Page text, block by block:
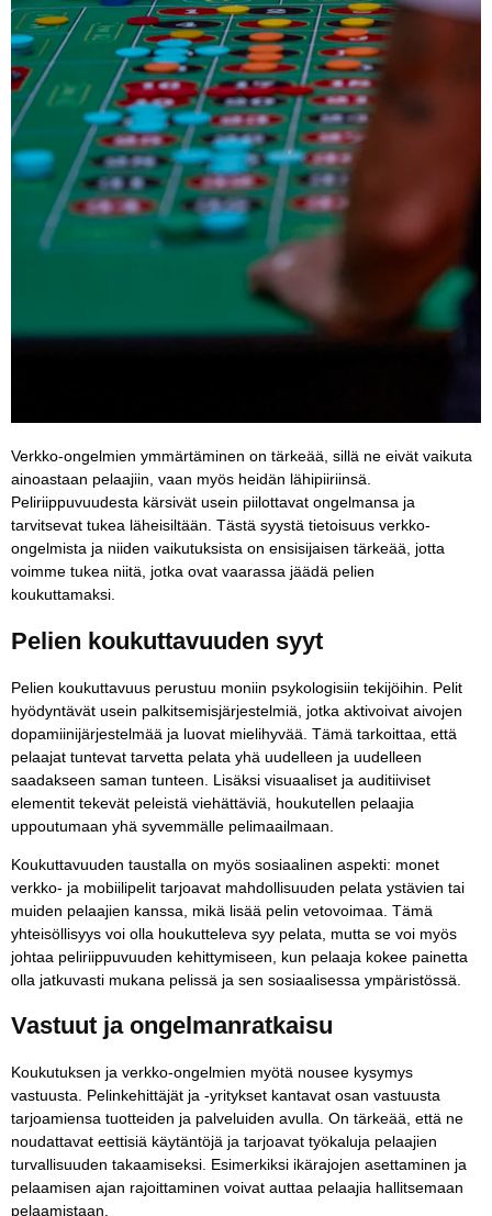
Verkko-ongelmien ymmärtäminen on tärkeää, sillä ne eivät vaikuta
ainoastaan pelaajiin, vaan myös heidän lähipiiriinsä.
Peliriippuvuudesta kärsivät usein piilottavat ongelmansa ja
tarvitsevat tukea läheisiltään. Tästä syystä tietoisuus verkko-
ongelmista ja niiden vaikutuksista on ensisijaisen tärkeää, jotta
voimme tukea niitä, jotka ovat vaarassa jäädä pelien
koukuttamaksi.
Pelien koukuttavuuden syyt
Pelien koukuttavuus perustuu moniin psykologisiin tekijöihin. Pelit
hyödyntävät usein palkitsemisjärjestelmiä, jotka aktivoivat aivojen
dopamiinijärjestelmää ja luovat mielihyvää. Tämä tarkoittaa, että
pelaajat tuntevat tarvetta pelata yhä uudelleen ja uudelleen
saadakseen saman tunteen. Lisäksi visuaaliset ja auditiiviset
elementit tekevät peleistä viehättäviä, houkutellen pelaajia
uppoutumaan yhä syvemmälle pelimaailmaan.
Koukuttavuuden taustalla on myös sosiaalinen aspekti: monet
verkko- ja mobiilipelit tarjoavat mahdollisuuden pelata ystävien tai
muiden pelaajien kanssa, mikä lisää pelin vetovoimaa. Tämä
yhteisöllisyys voi olla houkutteleva syy pelata, mutta se voi myös
johtaa peliriippuvuuden kehittymiseen, kun pelaaja kokee painetta
olla jatkuvasti mukana pelissä ja sen sosiaalisessa ympäristössä.
Vastuut ja ongelmanratkaisu
Koukutuksen ja verkko-ongelmien myötä nousee kysymys
vastuusta. Pelinkehittäjät ja -yritykset kantavat osan vastuusta
tarjoamiensa tuotteiden ja palveluiden avulla. On tärkeää, että ne
noudattavat eettisiä käytäntöjä ja tarjoavat työkaluja pelaajien
turvallisuuden takaamiseksi. Esimerkiksi ikärajojen asettaminen ja
pelaamisen ajan rajoittaminen voivat auttaa pelaajia hallitsemaan
pelaamistaan.